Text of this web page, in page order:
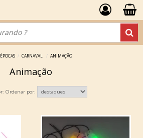
ÉPOCAS CARNAVAL ANIMAÇÃO
Animação
Ordenar por: